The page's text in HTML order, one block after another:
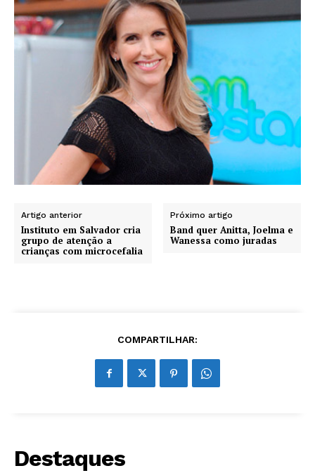
Artigo anterior
Instituto em Salvador cria
grupo de atenção a
crianças com microcefalia
Próximo artigo
Band quer Anitta, Joelma e
Wanessa como juradas
COMPARTILHAR:
Destaques